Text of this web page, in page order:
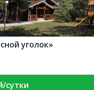
уголок»
сутки